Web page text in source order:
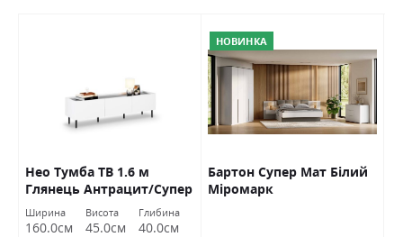
Нео Тумба ТВ 1.6 м
Глянець Антрацит/Супер
Мат Білий Міромарк
Ширина
160.0см
Висота
45.0см
Глибина
40.0см
НОВИНКА
Бартон Супер Мат Білий
Міромарк